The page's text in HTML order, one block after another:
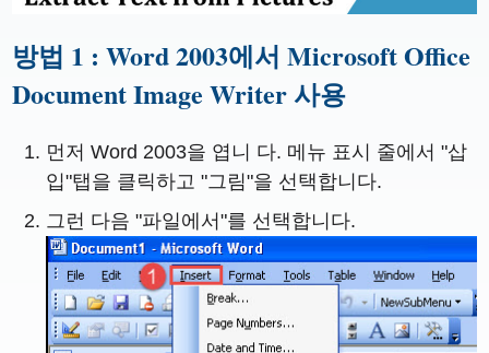
방법 1 : Word 2003에서 Microsoft Office
Document Image Writer 사용
먼저 Word 2003을 엽니 다. 메뉴 표시 줄에서 "삽
입"탭을 클릭하고 "그림"을 선택합니다.
그런 다음 "파일에서"를 선택합니다.